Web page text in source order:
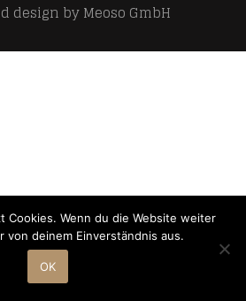
design byMeoso GmbH
Cookies. Wenn du die Website weiter
von deinem Einverständnis aus.
OK